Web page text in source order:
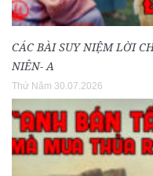
CÁC BÀI SUY NIỆM LỜI
NIÊN- A
Thứ Năm 30.07.2026